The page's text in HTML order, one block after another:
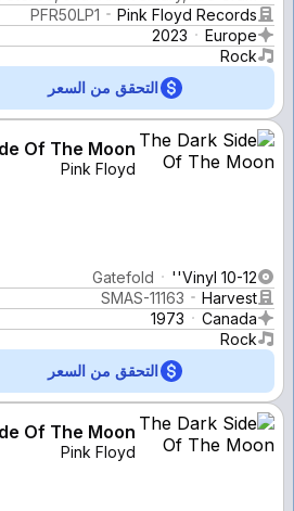
Pink Floyd Records
PFR50LP1
Europe
2023
Rock
التحقق من السعر
Of The Moon
Pink Floyd
Vinyl 10-12''
Gatefold
Harvest
SMAS-11163
Canada
1973
Rock
التحقق من السعر
Of The Moon
Pink Floyd